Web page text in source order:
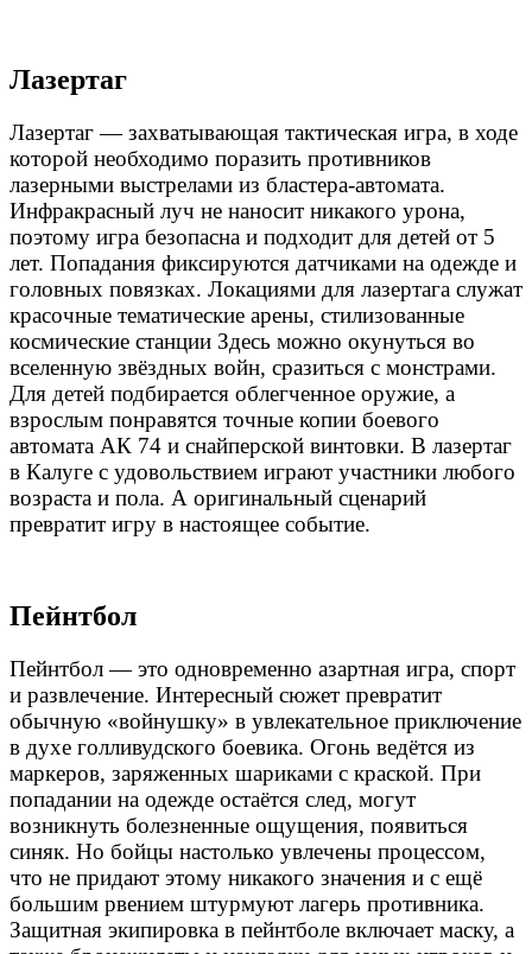
Лазертаг
Лазертаг — захватывающая тактическая игра, в ходе
которой необходимо поразить противников
лазерными выстрелами из бластера-автомата.
Инфракрасный луч не наносит никакого урона,
поэтому игра безопасна и подходит для детей от 5
лет. Попадания фиксируются датчиками на одежде и
головных повязках. Локациями для лазертага служат
красочные тематические арены, стилизованные
космические станции Здесь можно окунуться во
вселенную звёздных войн, сразиться с монстрами.
Для детей подбирается облегченное оружие, а
взрослым понравятся точные копии боевого
автомата АК 74 и снайперской винтовки. В лазертаг
в Калуге с удовольствием играют участники любого
возраста и пола. А оригинальный сценарий
превратит игру в настоящее событие.
Пейнтбол
Пейнтбол — это одновременно азартная игра, спорт
и развлечение. Интересный сюжет превратит
обычную «войнушку» в увлекательное приключение
в духе голливудского боевика. Огонь ведётся из
маркеров, заряженных шариками с краской. При
попадании на одежде остаётся след, могут
возникнуть болезненные ощущения, появиться
синяк. Но бойцы настолько увлечены процессом,
что не придают этому никакого значения и с ещё
большим рвением штурмуют лагерь противника.
Защитная экипировка в пейнтболе включает маску, а